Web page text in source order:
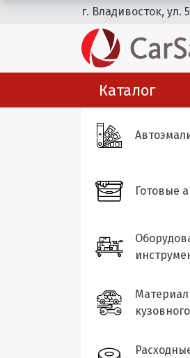
г. Владивосток, ул.
Каталог
Готовые